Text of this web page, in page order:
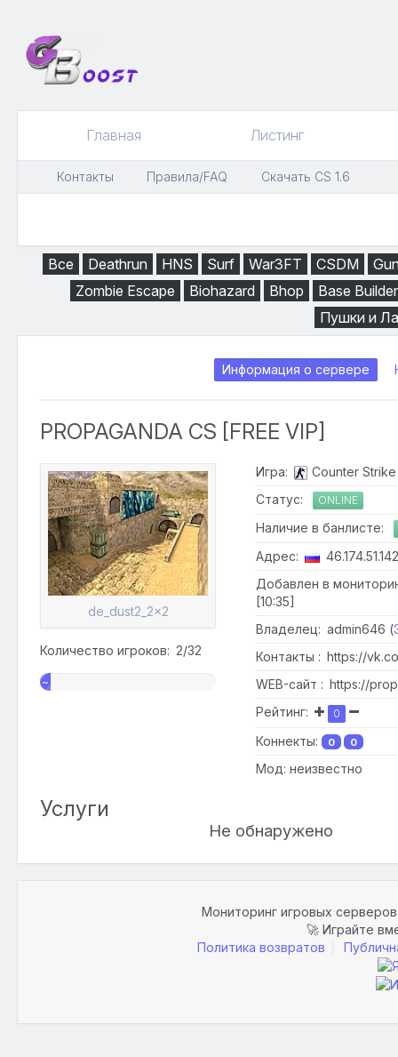
Главная Листинг
Контакты Правила/FAQ Скачать CS 1.6
Все Deathrun HNS Surf War3FT CSDM
Zombie Escape
Biohazard Bhop
Base Builder
Пушки и
Информация о сервере
PROPAGANDA CS [FREE VIP]
de_dust2_2x2
Количество игроков: 2/32
~
Игра:
Counter Strike
Статус:
ONLINE
Наличие в банлисте:
Адрес:
Добавлен в
[10:35]
Владелец: admin646 (
Контакты : https://
WEB-сайт : https://
Рейтинг:
0
Коннекты: 0 0
Мод: неизвестно
Услуги
Не обнаружено
Мониторинг игровых
🚀 Играйте
Политика возвратов